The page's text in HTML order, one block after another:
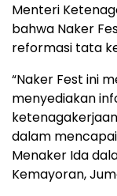
Menteri
bahwa Naker
reformasi tata
“Naker Fest ini
menyediakan
dalam mencapai
Menaker Ida
Kemayoran,